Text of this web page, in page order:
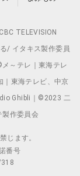
TELEVISION
/ イタキス製作委員
～テレ｜東海テレ
｜東海テレビ、中京
Ghibli｜©2023 二
製作委員会
じます。
番号